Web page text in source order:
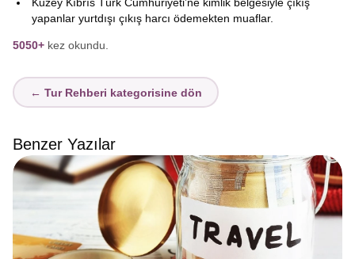
yapanlar yurtdışı çıkış harcı ödemekten muaflar.
5050+ kez okundu.
← Tur Rehberi kategorisine dön
Benzer Yazılar